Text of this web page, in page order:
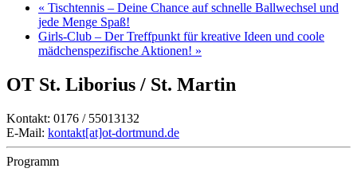
« Tischtennis – Deine Chance auf schnelle Ballwechsel und
jede Menge Spaß!
Girls-Club – Der Treffpunkt für kreative Ideen und coole
mädchenspezifische Aktionen! »
OT St. Liborius / St. Martin
Kontakt: 0176 / 55013132
E-Mail: kontakt[at]ot-dortmund.de
Programm